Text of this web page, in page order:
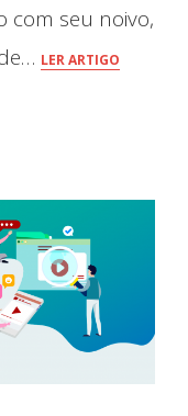
com seu noivo,
LER ARTIGO